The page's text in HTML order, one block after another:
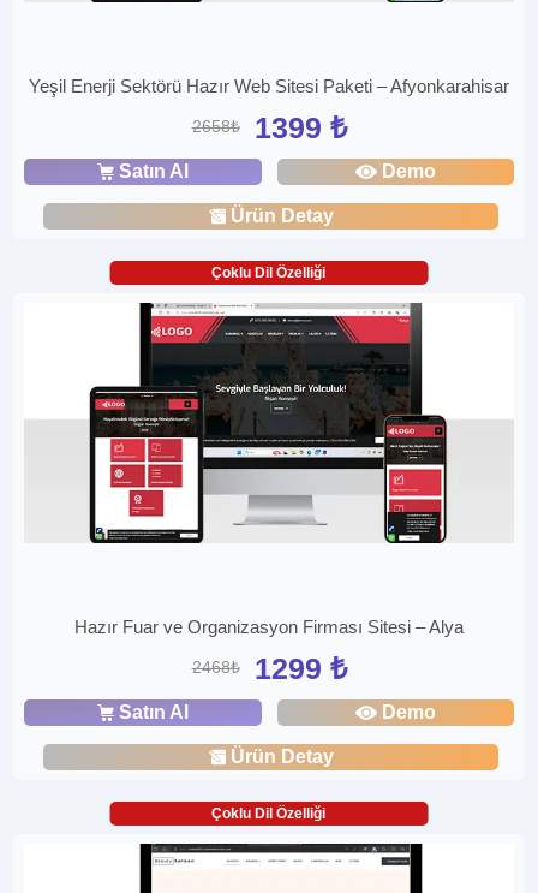
Yeşil Enerji Sektörü Hazır Web Sitesi Paketi – Afyonkarahisar
2658₺ 1399 ₺
Satın Al Demo
Ürün Detay
Çoklu Dil Özelliği
Hazır Fuar ve Organizasyon Firması Sitesi – Alya
2468₺ 1299 ₺
Satın Al Demo
Ürün Detay
Çoklu Dil Özelliği